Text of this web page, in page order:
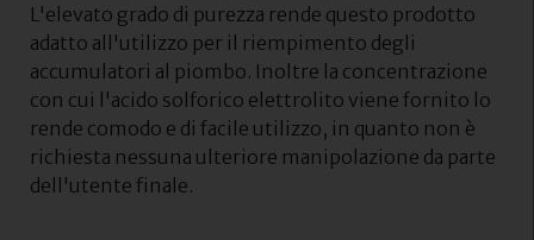
L'elevato grado di purezza rende questo prodotto
adatto all'utilizzo per il riempimento degli
accumulatori al piombo. Inoltre la concentrazione
con cui l'acido solforico elettrolito viene fornito lo
rende comodo e di facile utilizzo, in quanto non è
richiesta nessuna ulteriore manipolazione da parte
dell'utente finale.